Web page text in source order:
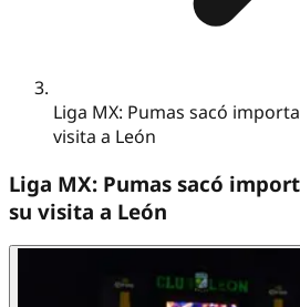
Liga MX: Pumas sacó
visita a León
Liga MX: Pumas sacó
su visita a León